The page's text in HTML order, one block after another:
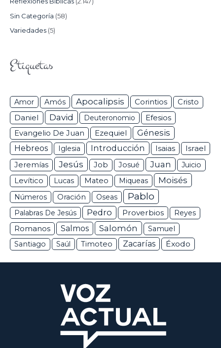
Sin Categoría (58)
Variedades (5)
Etiquetas
Amor Amós Apocalipsis Corintios Cristo
Daniel David Deuteronomio Efesios
Evangelio De Juan Ezequiel
Génesis
Hebreos
Iglesia Introducción Isaias Israel
Jeremías Jesús Job Josué Juan
Juicio
Levítico
Lucas Mateo Miqueas Moisés
Números Oración Oseas Pablo
Palabras De Jesús Pedro Proverbios Reyes
Romanos Salmos Salomón
Samuel
Santiago
Saúl Timoteo Zacarías Éxodo